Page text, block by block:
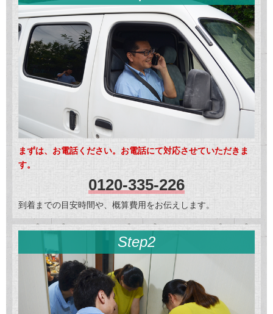
まずは、お電話ください。お電話にて対応させていただきま
す。
0120-335-226
到着までの目安時間や、概算費用をお伝えします。
Step2